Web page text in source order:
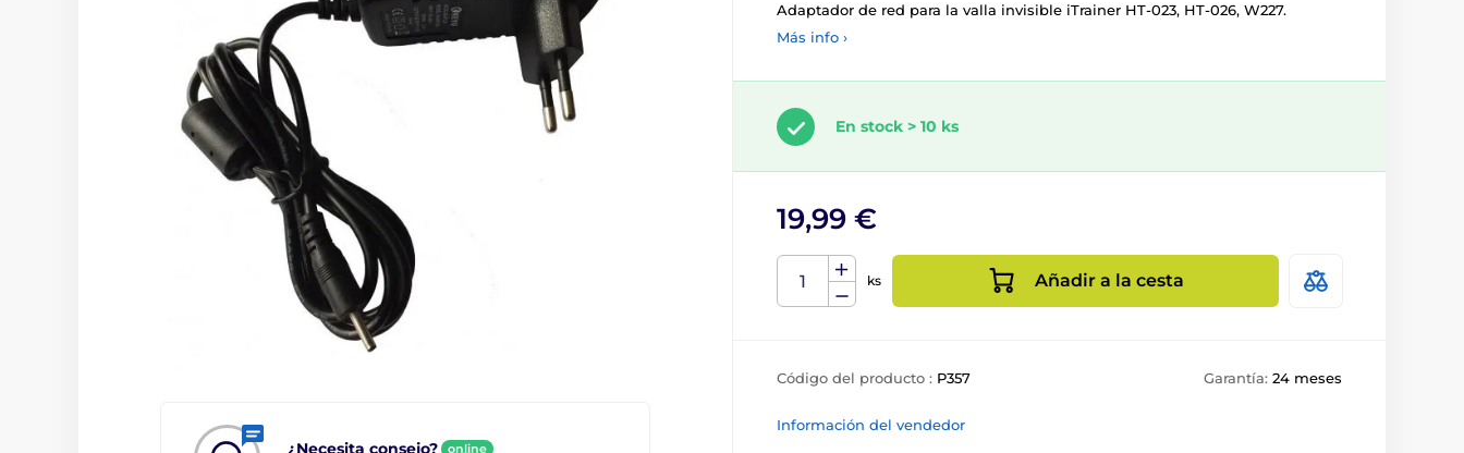
¿Necesita consejo? online
Adaptador de red para la valla invisible iTrainer HT-023, HT-026, W227.
Más info ›
En stock > 10 ks
19,99 €
ks Añadir a la cesta
Código del producto : P357 Garantía: 24 meses
Información del vendedor